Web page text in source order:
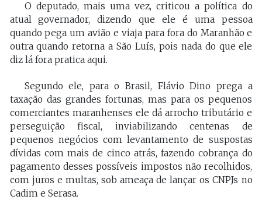
O deputado, mais uma vez, criticou a política do
atual governador, dizendo que ele é uma pessoa
quando pega um avião e viaja para fora do Maranhão e
outra quando retorna a São Luís, pois nada do que ele
diz lá fora pratica aqui.
Segundo ele, para o Brasil, Flávio Dino prega a
taxação das grandes fortunas, mas para os pequenos
comerciantes maranhenses ele dá arrocho tributário e
perseguição fiscal, inviabilizando centenas de
pequenos negócios com levantamento de suspostas
dívidas com mais de cinco atrás, fazendo cobrança do
pagamento desses possíveis impostos não recolhidos,
com juros e multas, sob ameaça de lançar os CNPJs no
Cadim e Serasa.